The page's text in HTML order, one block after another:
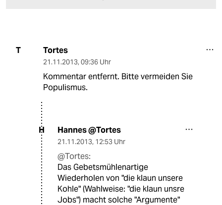
T Tortes
21.11.2013, 09:36 Uhr
Kommentar entfernt. Bitte vermeiden Sie
Populismus.
H Hannes @Tortes
21.11.2013, 12:53 Uhr
@Tortes:
Das Gebetsmühlenartige
Wiederholen von "die klaun unsere
Kohle" (Wahlweise: "die klaun unsre
Jobs") macht solche "Argumente"